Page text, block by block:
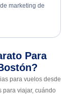
marketing de
Para
para vuelos desde
para viajar, cuándo